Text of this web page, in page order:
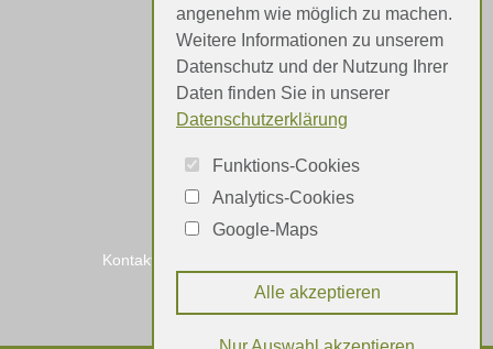
Referenzen
Meinungen
Kontakt
angenehm wie möglich zu machen.
Weitere Informationen zu unserem
Datenschutz und der Nutzung Ihrer
Daten finden Sie in unserer
Datenschutzerklärung
Funktions-Cookies
Analytics-Cookies
Google-Maps
Alle akzeptieren